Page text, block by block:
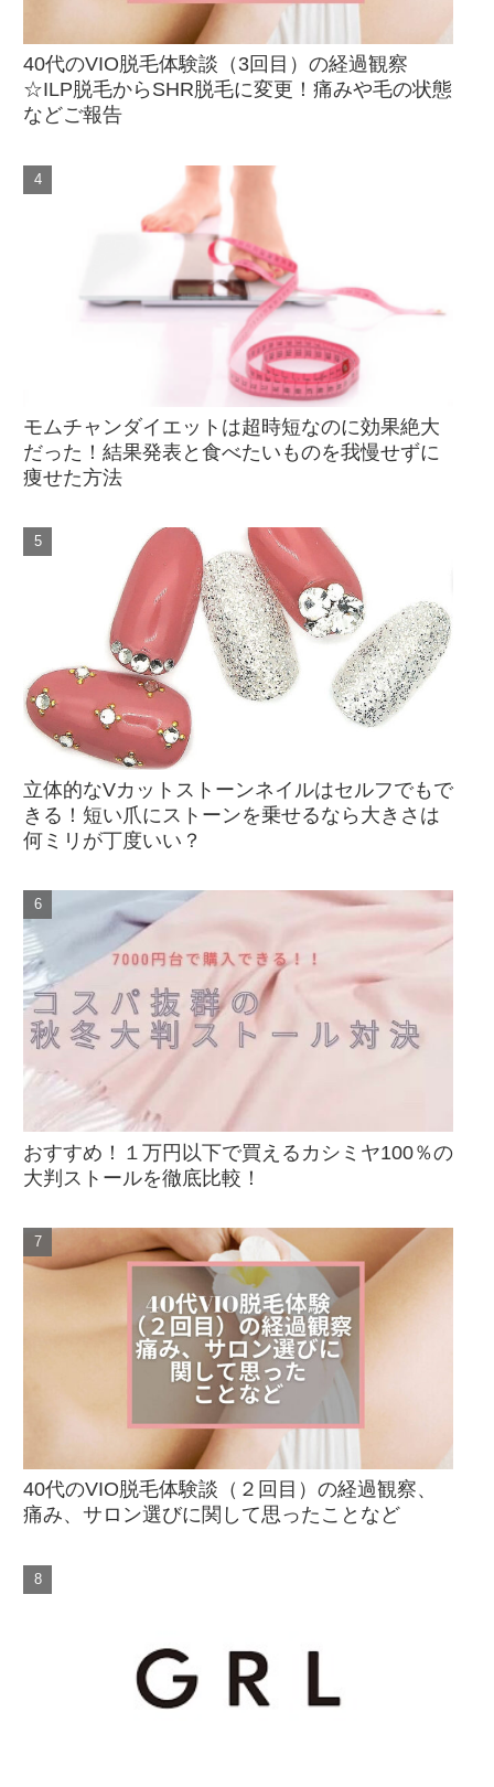
40代のVIO脱毛体験談（3回目）の経過観察
☆ILP脱毛からSHR脱毛に変更！痛みや毛の状態
などご報告
モムチャンダイエットは超時短なのに効果絶大
だった！結果発表と食べたいものを我慢せずに
痩せた方法
立体的なVカットストーンネイルはセルフでもで
きる！短い爪にストーンを乗せるなら大きさは
何ミリが丁度いい？
おすすめ！１万円以下で買えるカシミヤ100％の
大判ストールを徹底比較！
40代のVIO脱毛体験談（２回目）の経過観察、
痛み、サロン選びに関して思ったことなど